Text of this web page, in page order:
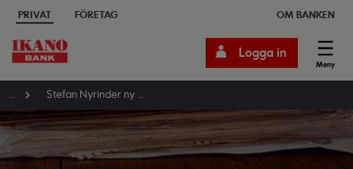
PRIVAT FÖRETAG OM BANKEN
Meny
Logga in